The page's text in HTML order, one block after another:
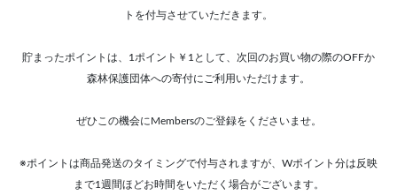
トを付与させていただきます。
貯まったポイントは、1ポイント￥1として、次回のお買い物の際のOFFか
森林保護団体への寄付にご利用いただけます。
ぜひこの機会にMembersのご登録をくださいませ。
※ポイントは商品発送のタイミングで付与されますが、Wポイント分は反映
まで1週間ほどお時間をいただく場合がございます。